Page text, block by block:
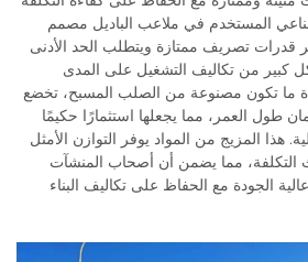
المستخدم في ملاعب الباديل مصمم
قدرات تصريف ممتازة ويتطلب الحد الأدنى
كبير من تكاليف التشغيل على المدى
ما تكون مصنوعة من الصلب المسبح، تخضع
طول العمر، مما يجعلها استثمارًا حكيمًا
هذا المزيج من المواد يوفر التوازن الأمثل
التكلفة، مما يضمن أن أصحاب المنشآت
الجودة مع الحفاظ على تكاليف البناء